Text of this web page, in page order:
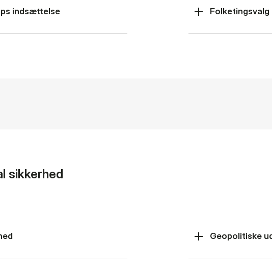
indsættelse Folketingsvalg
sikkerhed
Geopolitiske